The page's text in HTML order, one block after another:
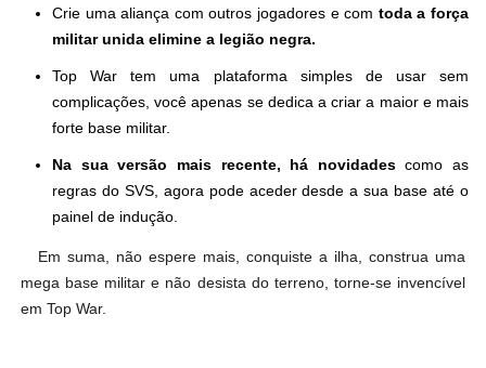
Crie uma aliança com outros jogadores e com toda a força
militar unida elimine a legião negra.
Top War tem uma plataforma simples de usar sem
complicações, você apenas se dedica a criar a maior e mais
forte base militar.
Na sua versão mais recente, há novidadescomo as
regras do SVS, agora pode aceder desde a sua base até o
painel de indução.
Em suma, não espere mais, conquiste a ilha, construa uma
mega base militar e não desista do terreno, torne-se invencível
em Top War.